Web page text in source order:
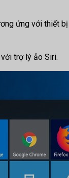
ứng với thiết
với trợ lý ảo Siri.